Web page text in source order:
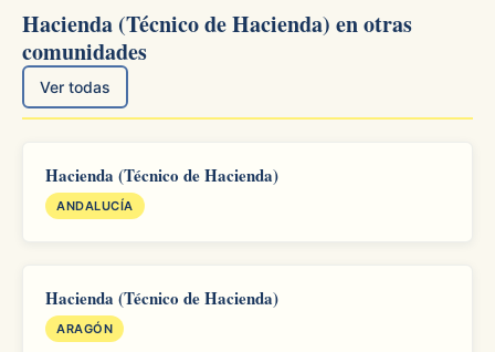
Hacienda (Técnico de Hacienda) en otras
comunidades
Ver todas
Hacienda (Técnico de Hacienda)
ANDALUCÍA
Hacienda (Técnico de Hacienda)
ARAGÓN